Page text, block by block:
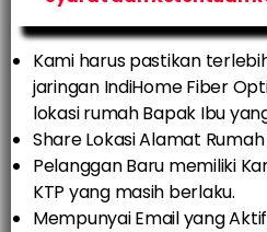
Kami harus pastikan
jaringan IndiHome Fiber
lokasi rumah Bapak Ibu
Share Lokasi Alamat
Pelanggan Baru memiliki
KTP yang masih berlaku.
Mempunyai Email yang